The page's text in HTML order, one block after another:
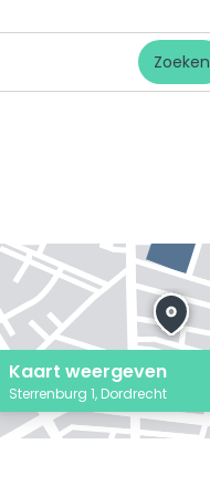
Zoeken
Kaart weergeven
Sterrenburg 1, Dordrecht